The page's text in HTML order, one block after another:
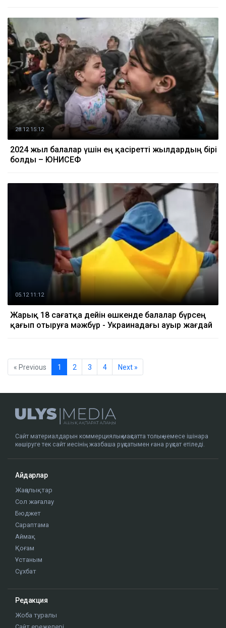
28.12 15:12
2024 жыл балалар үшін ең қасіретті жылдардың бірі
болды – ЮНИСЕФ
05.12 11:12
Жарық 18 сағатқа дейін өшкенде балалар бүрсең
қағып отыруға мәжбүр - Украинадағы ауыр жағдай
« Previous 1 2 3 4 Next »
Сайт материалдарын коммерциялық мақсатта толық немесе ішінара
көшіруге тек сайт иесінің жазбаша рұқсатымен ғана рұқсат етіледі.
Айдарлар
Жаңалықтар
Сол жағалау
Бюджет
Сараптама
Аймақ
Қоғам
Ұстаным
Сұхбат
Редакция
Жоба туралы